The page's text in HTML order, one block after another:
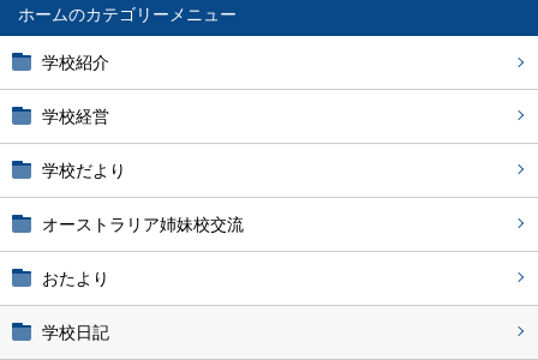
ホーム
学校紹介
学校経営
学校だより
オーストラリア姉妹校交流
おたより
学校日記